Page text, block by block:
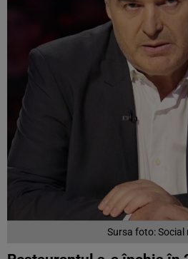
Sursa foto: Social